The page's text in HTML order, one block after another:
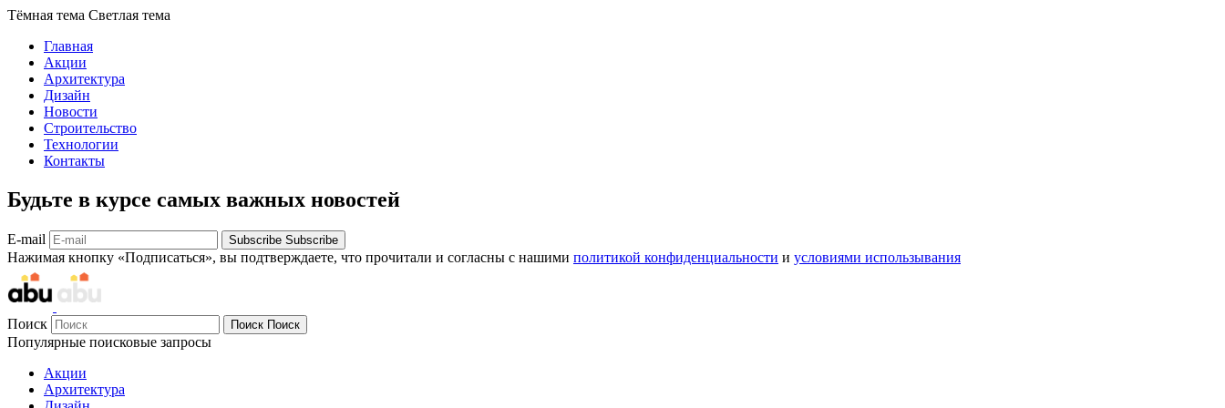
Тёмная тема Светлая тема
Главная
Акции
Архитектура
Дизайн
Новости
Строительство
Технологии
Контакты
Будьте в курсе самых важных новостей
E-mail Subscribe Subscribe
Нажимая кнопку «Подписаться», вы подтверждаете, что прочитали и согласны с нашими политикой конфиденциальности и условиями использывания
Поиск Поиск Поиск
Популярные поисковые запросы
Акции
Архитектура